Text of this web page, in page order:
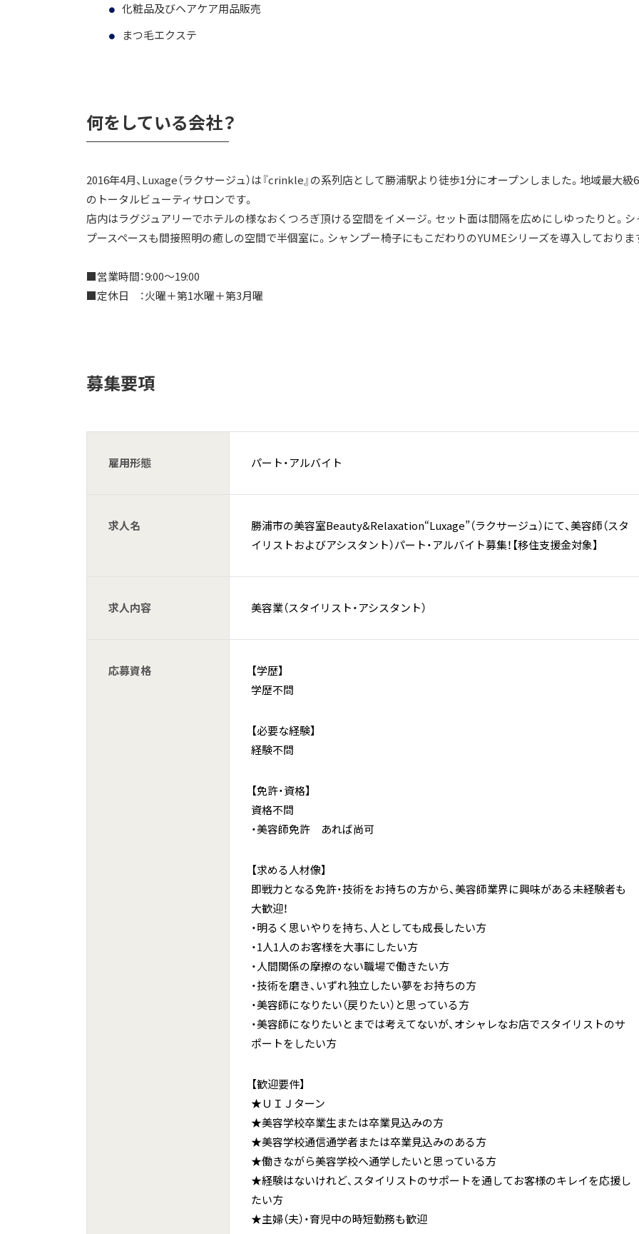
化粧品及びヘアケア用品販売
まつ毛エクステ
何をしている会社？
2016年4月、Luxage（ラクサージュ）は『crinkle』の系列店として勝浦駅より徒歩1分にオープンしました。地域最大級
のトータルビューティサロンです。
店内はラグジュアリーでホテルの様なおくつろぎ頂ける空間をイメージ。セット面は間隔を広めにしゆったりと。シ
プースペースも間接照明の癒しの空間で半個室に。シャンプー椅子にもこだわりのYUMEシリーズを導入しておりま
■営業時間：9:00〜19:00
■定休日 ：火曜＋第1水曜＋第3月曜
募集要項
雇用形態 パート・アルバイト
求人名
勝浦市の美容室Beauty&Relaxation“Luxage”（ラクサージュ）にて、美容師（スタ
イリストおよびアシスタント）パート・アルバイト募集！【移住支援金対象】
求人内容 美容業（スタイリスト・アシスタント）
応募資格
【学歴】
学歴不問
【必要な経験】
経験不問
【免許・資格】
資格不問
・美容師免許 あれば尚可
【求める人材像】
即戦力となる免許・技術をお持ちの方から、美容師業界に興味がある未経験者も
大歓迎！
・明るく思いやりを持ち、人としても成長したい方
・1人1人のお客様を大事にしたい方
・人間関係の摩擦のない職場で働きたい方
・技術を磨き、いずれ独立したい夢をお持ちの方
・美容師になりたい（戻りたい）と思っている方
・美容師になりたいとまでは考えてないが、オシャレなお店でスタイリストのサ
ポートをしたい方
【歓迎要件】
★ＵＩＪターン
★美容学校卒業生または卒業見込みの方
★美容学校通信通学者または卒業見込みのある方
★働きながら美容学校へ通学したいと思っている方
★経験はないけれど、スタイリストのサポートを通してお客様のキレイを応援し
たい方
★主婦（夫）・育児中の時短勤務も歓迎